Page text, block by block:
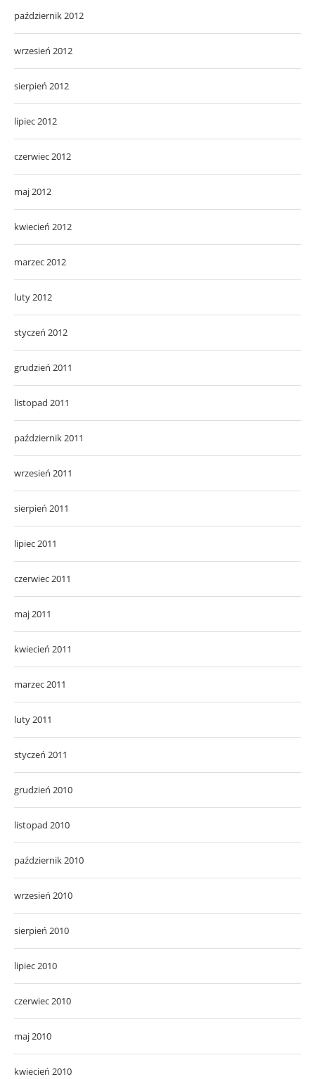
październik 2012
wrzesień 2012
sierpień 2012
lipiec 2012
czerwiec 2012
maj 2012
kwiecień 2012
marzec 2012
luty 2012
styczeń 2012
grudzień 2011
listopad 2011
październik 2011
wrzesień 2011
sierpień 2011
lipiec 2011
czerwiec 2011
maj 2011
kwiecień 2011
marzec 2011
luty 2011
styczeń 2011
grudzień 2010
listopad 2010
październik 2010
wrzesień 2010
sierpień 2010
lipiec 2010
czerwiec 2010
maj 2010
kwiecień 2010